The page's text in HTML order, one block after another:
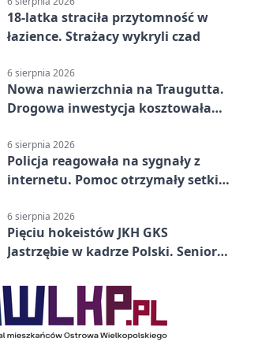
18-latka straciła przytomność w
łazience. Strażacy wykryli czad
6 sierpnia 2026
Nowa nawierzchnia na Traugutta.
Drogowa inwestycja kosztowała
6 sierpnia 2026
Policja reagowała na sygnały z
internetu. Pomoc otrzymały setki
6 sierpnia 2026
Pięciu hokeistów JKH GKS
Jastrzębie w kadrze Polski. Seniorzy